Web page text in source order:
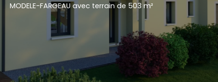
MODELE-FARGEAU avec terrain de 503 m²